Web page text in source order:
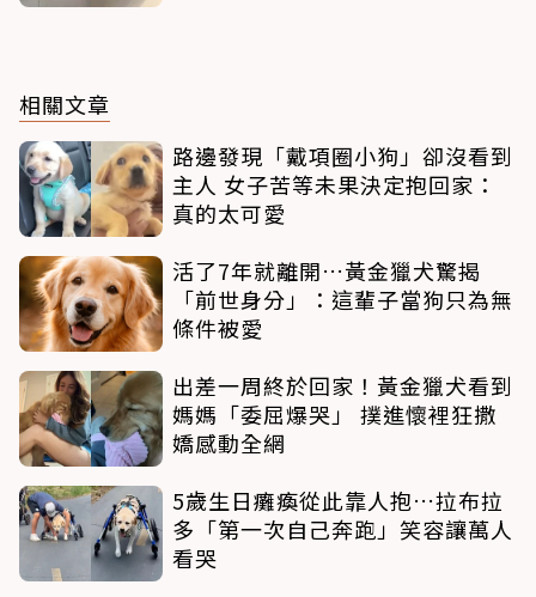
相關文章
路邊發現「戴項圈小狗」卻沒看到
主人 女子苦等未果決定抱回家：
真的太可愛
活了7年就離開…黃金獵犬驚揭
「前世身分」：這輩子當狗只為無
條件被愛
出差一周終於回家！黃金獵犬看到
媽媽「委屈爆哭」 撲進懷裡狂撒
嬌感動全網
5歲生日癱瘓從此靠人抱…拉布拉
多「第一次自己奔跑」笑容讓萬人
看哭